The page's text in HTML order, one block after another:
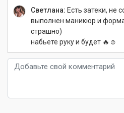
Светлана: Есть затеки, не
выполнен маникюр и форма
страшно)
набьете руку и будет 🔥☺️